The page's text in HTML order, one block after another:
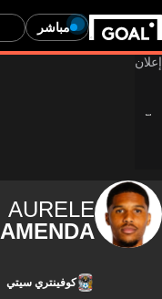
مباشر
AURELE
AMENDA
كوفينتري سيتي